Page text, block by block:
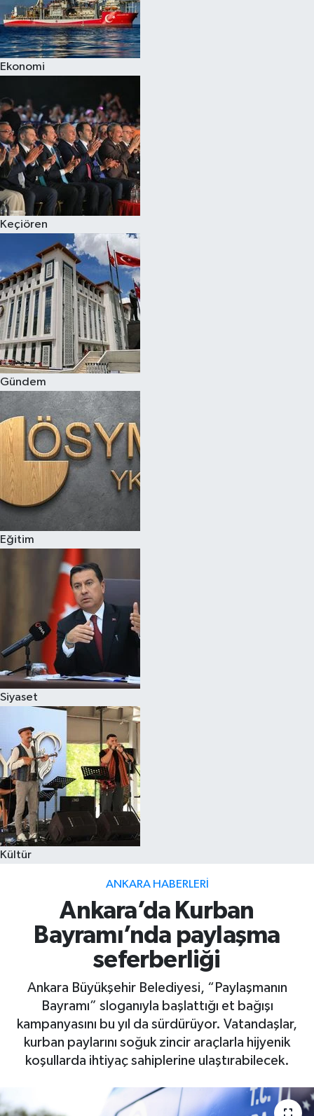
Ekonomi
Keçiören
Gündem
Eğitim
Siyaset
Kültür
ANKARA HABERLERI
Ankara’da Kurban
Bayramı’nda paylaşma
seferberliği
Ankara Büyükşehir Belediyesi, “Paylaşmanın
Bayramı” sloganıyla başlattığı et bağışı
kampanyasını bu yıl da sürdürüyor. Vatandaşlar,
kurban paylarını soğuk zincir araçlarla hijyenik
koşullarda ihtiyaç sahiplerine ulaştırabilecek.